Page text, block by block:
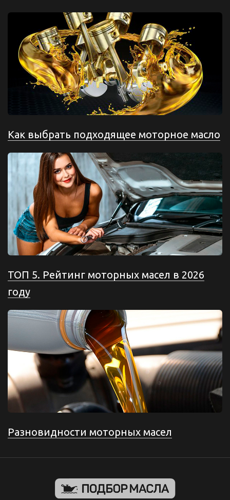
Как выбрать подходящее моторное масло
ТОП 5. Рейтинг моторных масел в 2026
году
Разновидности моторных масел